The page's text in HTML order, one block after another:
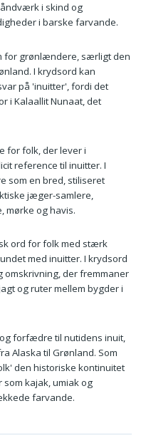
i skind og
i barske farvande.
for grønlændere, særligt den
I krydsord kan
på 'inuitter', fordi det
i Kalaallit Nunaat, det
for folk, der lever i
reference til inuitter. I
som en bred, stiliseret
jæger-samlere,
mørke og havis.
ord for folk med stærk
med inuitter. I krydsord
der fremmaner
og ruter mellem bygder i
forfædre til nutidens inuit,
Alaska til Grønland. Som
den historiske kontinuitet
kajak, umiak og
farvande.